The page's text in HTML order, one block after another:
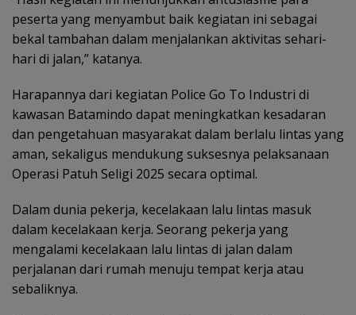
peserta yang menyambut baik kegiatan ini sebagai
bekal tambahan dalam menjalankan aktivitas sehari-
hari di jalan,” katanya.
Harapannya dari kegiatan Police Go To Industri di
kawasan Batamindo dapat meningkatkan kesadaran
dan pengetahuan masyarakat dalam berlalu lintas yang
aman, sekaligus mendukung suksesnya pelaksanaan
Operasi Patuh Seligi 2025 secara optimal.
Dalam dunia pekerja, kecelakaan lalu lintas masuk
dalam kecelakaan kerja. Seorang pekerja yang
mengalami kecelakaan lalu lintas di jalan dalam
perjalanan dari rumah menuju tempat kerja atau
sebaliknya.